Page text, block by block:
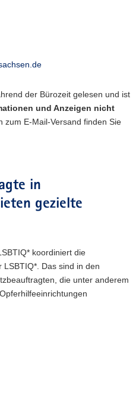
der Bürozeit gelesen und ist
und Anzeigen nicht
zum E-Mail-Versand finden Sie
in
gezielte
koordiniert die
LSBTIQ*. Das sind in den
die unter anderem